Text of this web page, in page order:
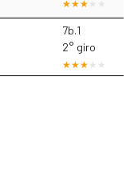
7b.1
2° giro